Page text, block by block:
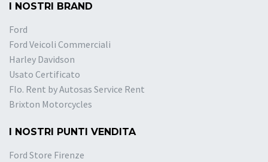
I NOSTRI BRAND
Ford
Ford Veicoli Commerciali
Harley Davidson
Usato Certificato
Flo. Rent by Autosas Service Rent
Brixton Motorcycles
I NOSTRI PUNTI VENDITA
Ford Store Firenze